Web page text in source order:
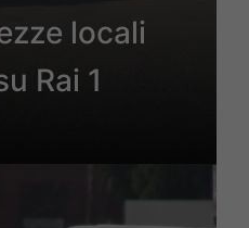
locali
Rai 1